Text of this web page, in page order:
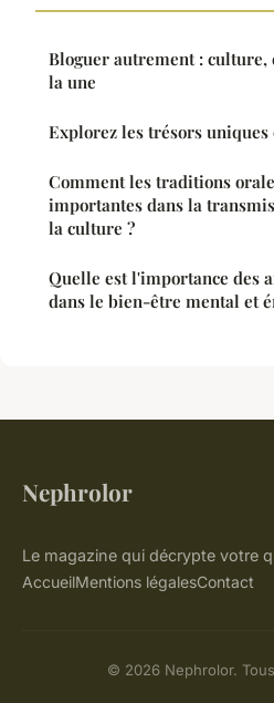
Bloguer autrement : culture,
la une
Explorez les trésors uniques
Comment les traditions
importantes dans la
la culture ?
Quelle est l'importance des
dans le bien-être mental et
Nephrolor
Le magazine qui décrypte votre
AccueilMentions légalesContact
© 2026 Nephrolor.